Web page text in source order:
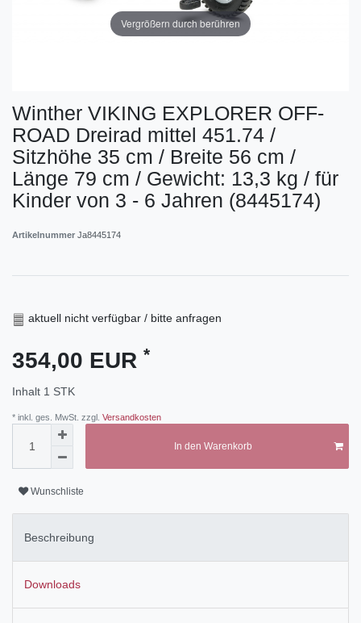
Vergrößern durch berühren
Winther VIKING EXPLORER OFF-
ROAD Dreirad mittel 451.74 /
Sitzhöhe 35 cm / Breite 56 cm /
Länge 79 cm / Gewicht: 13,3 kg / für
Kinder von 3 - 6 Jahren (8445174)
Artikelnummer Ja8445174
aktuell nicht verfügbar / bitte anfragen
354,00 EUR *
Inhalt 1 STK
* inkl. ges. MwSt. zzgl. Versandkosten
In den Warenkorb
Wunschliste
Beschreibung
Downloads